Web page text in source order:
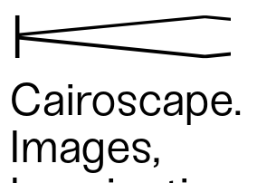
Cairoscape.
Images,